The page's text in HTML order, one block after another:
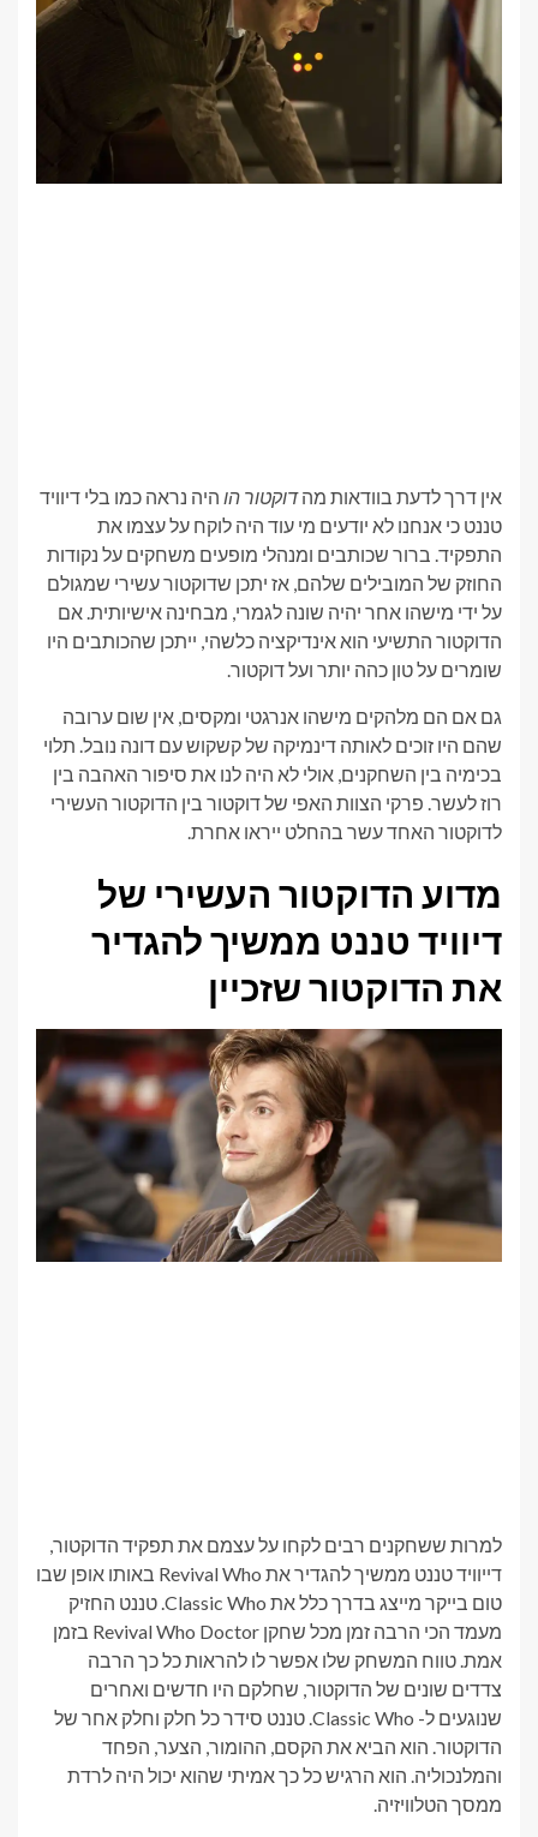
אין דרך לדעת בוודאות מהדוקטור הו היה נראה כמו בלי דיוויד
טננט כי אנחנו לא יודעים מי עוד היה לוקח על עצמו את
התפקיד. ברור שכותבים ומנהלי מופעים משחקים על נקודות
החוזק של המובילים שלהם, אז יתכן שדוקטור עשירי שמגולם
על ידי מישהו אחר יהיה שונה לגמרי, מבחינה אישיותית. אם
הדוקטור התשיעי הוא אינדיקציה כלשהי, ייתכן שהכותבים היו
שומרים על טון כהה יותר ועל דוקטור.
גם אם הם מלהקים מישהו אנרגטי ומקסים, אין שום ערובה
שהם היו זוכים לאותה דינמיקה של קשקוש עם דונה נובל. תלוי
בכימיה בין השחקנים, אולי לא היה לנו את סיפור האהבה בין
רוז לעשר. פרקי הצוות האפי של דוקטור בין הדוקטור העשירי
לדוקטור האחד עשר בהחלט ייראו אחרת.
מדוע הדוקטור העשירי של
דיוויד טננט ממשיך להגדיר
את הדוקטור שזכיין
למרות ששחקנים רבים לקחו על עצמם את תפקיד הדוקטור,
דייוויד טננט ממשיך להגדיר את Revival Who באותו אופן שבו
טום בייקר מייצג בדרך כלל את Classic Who. טננט החזיק
מעמד הכי הרבה זמן מכל שחקן Revival Who Doctor בזמן
אמת. טווח המשחק שלו אפשר לו להראות כל כך הרבה
צדדים שונים של הדוקטור, שחלקם היו חדשים ואחרים
שנוגעים ל- Classic Who. טננט סידר כל חלק וחלק אחר של
הדוקטור. הוא הביא את הקסם, ההומור, הצער, הפחד
והמלנכוליה. הוא הרגיש כל כך אמיתי שהוא יכול היה לרדת
ממסך הטלוויזיה.